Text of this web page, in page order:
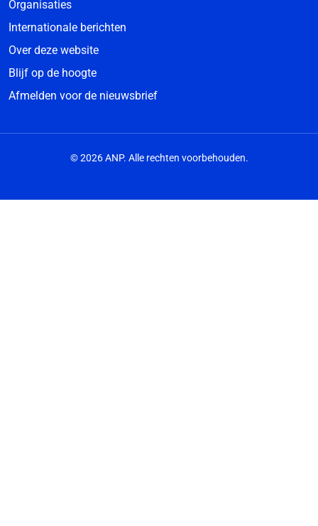
Organisaties
Internationale berichten
Over deze website
Blijf op de hoogte
Afmelden voor de nieuwsbrief
© 2026 ANP. Alle rechten voorbehouden.